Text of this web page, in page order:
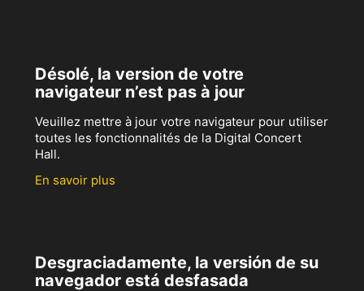
Désolé, la version de votre
navigateur n’est pas à jour
Veuillez mettre à jour votre navigateur pour utiliser
toutes les fonctionnalités de la Digital Concert
Hall.
En savoir plus
Desgraciadamente, la versión de su
navegador está desfasada